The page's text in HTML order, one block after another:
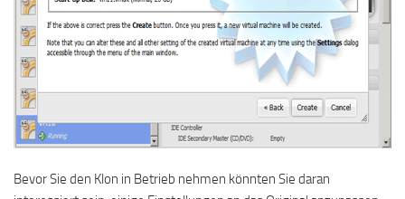
Bevor Sie den Klon in Betrieb nehmen könnten Sie daran